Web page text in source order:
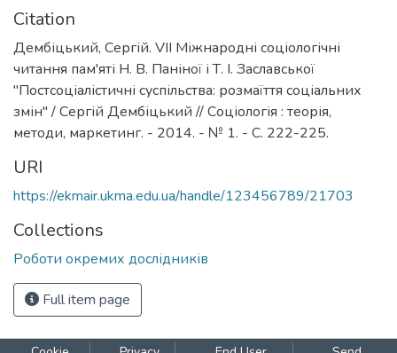
Citation
Дембіцький, Сергій. VIІ Міжнародні соціологічні
читання пам'яті Н. В. Паніної і Т. І. Заславської
"Постсоціалістичні суспільства: розмаїття соціальних
змін" / Сергій Дембіцький // Соціологія : теорія,
методи, маркетинг. - 2014. - № 1. - С. 222-225.
URI
https://ekmair.ukma.edu.ua/handle/123456789/21703
Collections
Роботи окремих дослідників
Full item page